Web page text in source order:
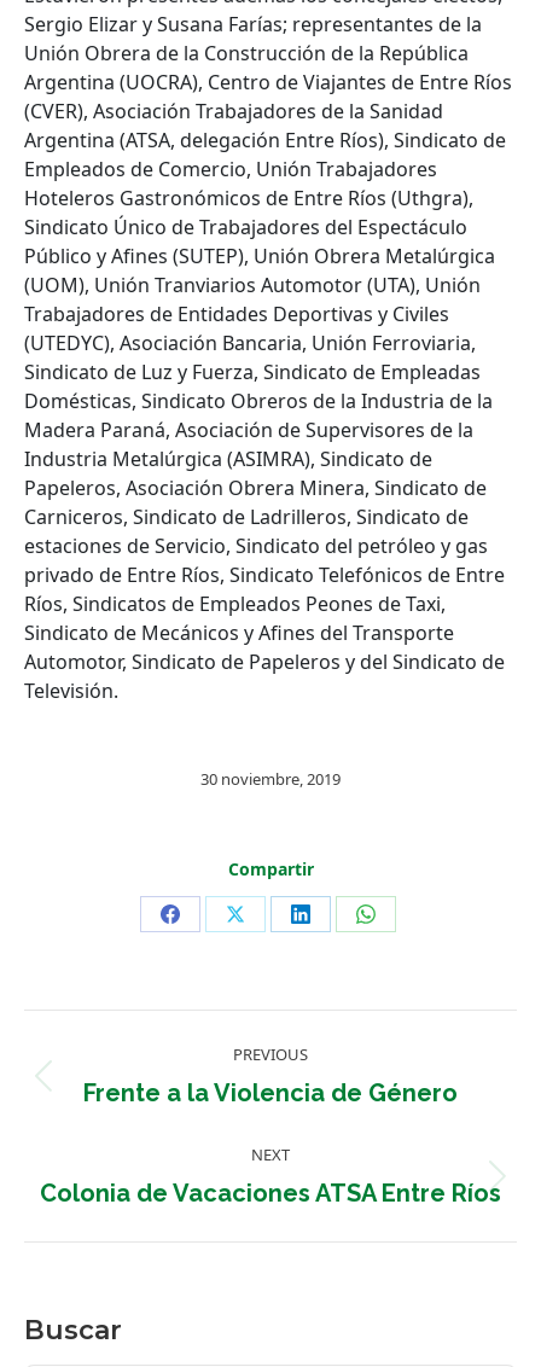
Sergio Elizar y Susana Farías; representantes de la
Unión Obrera de la Construcción de la República
Argentina (UOCRA), Centro de Viajantes de Entre Ríos
(CVER), Asociación Trabajadores de la Sanidad
Argentina (ATSA, delegación Entre Ríos), Sindicato de
Empleados de Comercio, Unión Trabajadores
Hoteleros Gastronómicos de Entre Ríos (Uthgra),
Sindicato Único de Trabajadores del Espectáculo
Público y Afines (SUTEP), Unión Obrera Metalúrgica
(UOM), Unión Tranviarios Automotor (UTA), Unión
Trabajadores de Entidades Deportivas y Civiles
(UTEDYC), Asociación Bancaria, Unión Ferroviaria,
Sindicato de Luz y Fuerza, Sindicato de Empleadas
Domésticas, Sindicato Obreros de la Industria de la
Madera Paraná, Asociación de Supervisores de la
Industria Metalúrgica (ASIMRA), Sindicato de
Papeleros, Asociación Obrera Minera, Sindicato de
Carniceros, Sindicato de Ladrilleros, Sindicato de
estaciones de Servicio, Sindicato del petróleo y gas
privado de Entre Ríos, Sindicato Telefónicos de Entre
Ríos, Sindicatos de Empleados Peones de Taxi,
Sindicato de Mecánicos y Afines del Transporte
Automotor, Sindicato de Papeleros y del Sindicato de
Televisión.
30 noviembre, 2019
Compartir
Share
Facebook
Share
X
Share
LinkedIn
Share
WhatsApp
navigation
PREVIOUS
Previous
Frente a la Violencia de Género
NEXT
Next
Colonia de Vacaciones ATSA Entre Ríos
Buscar